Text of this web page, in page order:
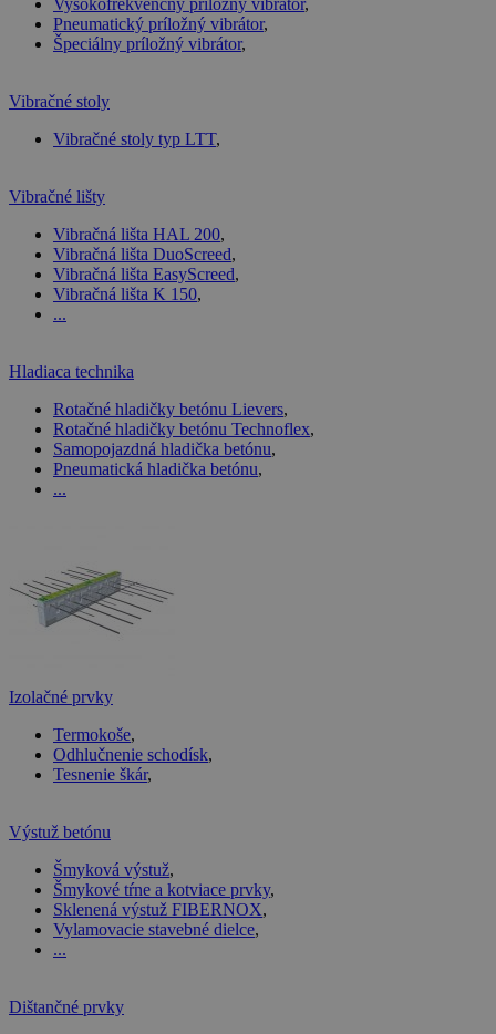
Vysokofrekvenčný príložný vibrátor,
Pneumatický príložný vibrátor,
Špeciálny príložný vibrátor,
Vibračné stoly
Vibračné stoly typ LTT,
Vibračné lišty
Vibračná lišta HAL 200,
Vibračná lišta DuoScreed,
Vibračná lišta EasyScreed,
Vibračná lišta K 150,
...
Hladiaca technika
Rotačné hladičky betónu Lievers,
Rotačné hladičky betónu Technoflex,
Samopojazdná hladička betónu,
Pneumatická hladička betónu,
...
Izolačné prvky
Termokoše,
Odhlučnenie schodísk,
Tesnenie škár,
Výstuž betónu
Šmyková výstuž,
Šmykové tŕne a kotviace prvky,
Sklenená výstuž FIBERNOX,
Vylamovacie stavebné dielce,
...
Dištančné prvky